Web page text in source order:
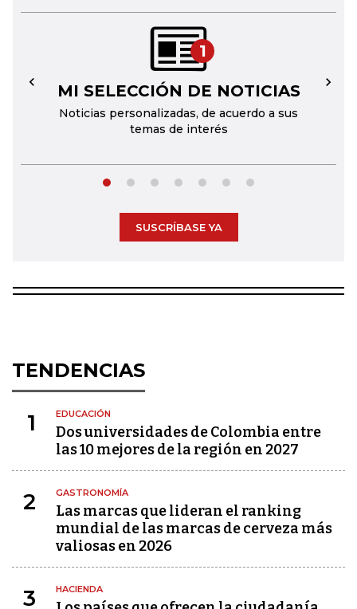
1
MI SELECCIÓN DE NOTICIAS
Noticias personalizadas, de acuerdo a sus
temas de interés
← →
SUSCRÍBASE YA
TENDENCIAS
1 EDUCACIÓN
Dos universidades de Colombia entre
las 10 mejores de la región en 2027
2 GASTRONOMÍA
Las marcas que lideran el ranking
mundial de las marcas de cerveza más
valiosas en 2026
3 HACIENDA